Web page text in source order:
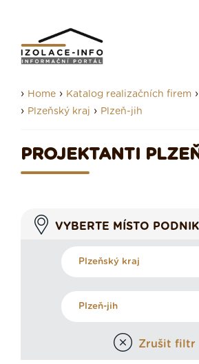
› Home › Katalog realizačních firem ›
› Plzeňský kraj › Plzeň-jih
PROJEKTANTI
VYBERTE MÍSTO
Zrušit filtr